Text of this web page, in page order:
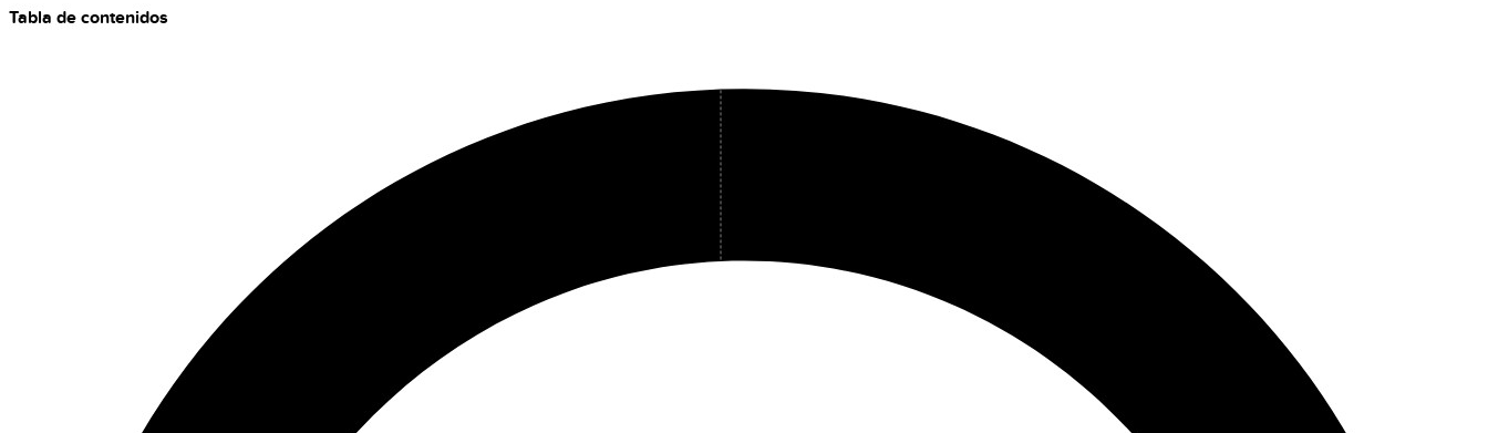
Tabla de contenidos